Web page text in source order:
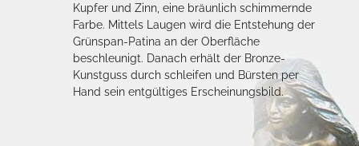
Kupfer und Zinn, eine bräunlich schimmernde
Farbe. Mittels Laugen wird die Entstehung der
Grünspan-Patina an der Oberfläche
beschleunigt. Danach erhält der Bronze-
Kunstguss durch schleifen und Bürsten per
Hand sein entgültiges Erscheinungsbild.